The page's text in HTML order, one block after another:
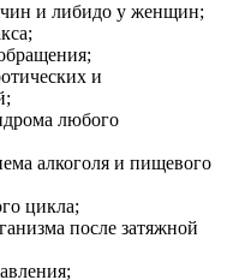
и либидо у женщин;
и
любого
алкоголя и пищевого
цикла;
после затяжной